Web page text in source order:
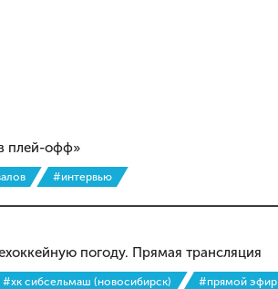
плей-офф»
#интервью
погоду. Прямая трансляция
#хк сибсельмаш (новосибирск) #прямой эфир